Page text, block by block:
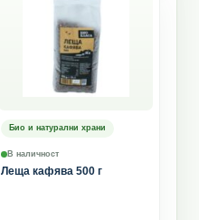
Био и натурални храни
В наличност
Леща кафява 500 г